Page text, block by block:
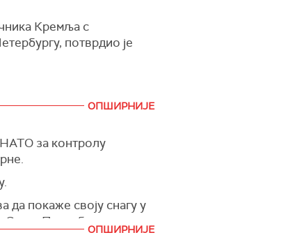
ракета РМ-48У за
копнене циљеве. У
та бројка била више
ракета
Кремља с
потврдио је
ОПШИРНИЈЕ
за контролу
покаже своју снагу у
Петербургу.
ОПШИРНИЈЕ